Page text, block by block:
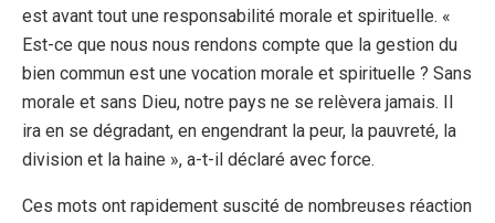
est avant tout une responsabilité morale et spirituelle. «
Est-ce que nous nous rendons compte que la gestion du
bien commun est une vocation morale et spirituelle ? Sans
morale et sans Dieu, notre pays ne se relèvera jamais. Il
ira en se dégradant, en engendrant la peur, la pauvreté, la
division et la haine », a-t-il déclaré avec force.
Ces mots ont rapidement suscité de nombreuses réaction